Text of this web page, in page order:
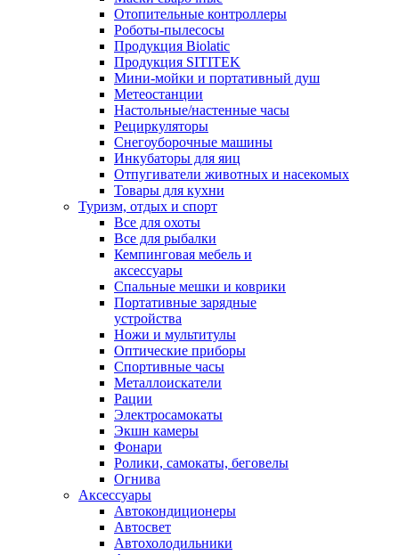
Отопительные контроллеры
Роботы-пылесосы
Продукция Biolatic
Продукция SITITEK
Мини-мойки и портативный душ
Метеостанции
Настольные/настенные часы
Рециркуляторы
Снегоуборочные машины
Инкубаторы для яиц
Отпугиватели животных и насекомых
Товары для кухни
Туризм, отдых и спорт
Все для охоты
Все для рыбалки
Кемпинговая мебель и
аксессуары
Спальные мешки и коврики
Портативные зарядные
устройства
Ножи и мультитулы
Оптические приборы
Спортивные часы
Металлоискатели
Рации
Электросамокаты
Экшн камеры
Фонари
Ролики, самокаты, беговелы
Огнива
Аксессуары
Автокондиционеры
Aвтосвет
Автохолодильники